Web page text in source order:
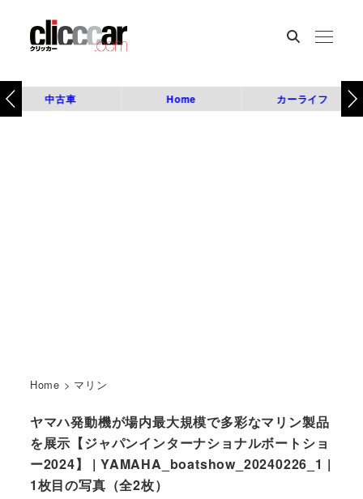
中古車 Home カーライフ
Home > マリン
ヤマハ発動機が場内最大規模で多彩なマリン製品
を展示【ジャパンインターナショナルボートショ
ー2024】 | YAMAHA_boatshow_20240226_1 |
1枚目の写真（全2枚）